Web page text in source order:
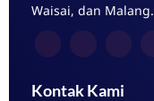
Waisai, dan Malang.
Kontak Kami